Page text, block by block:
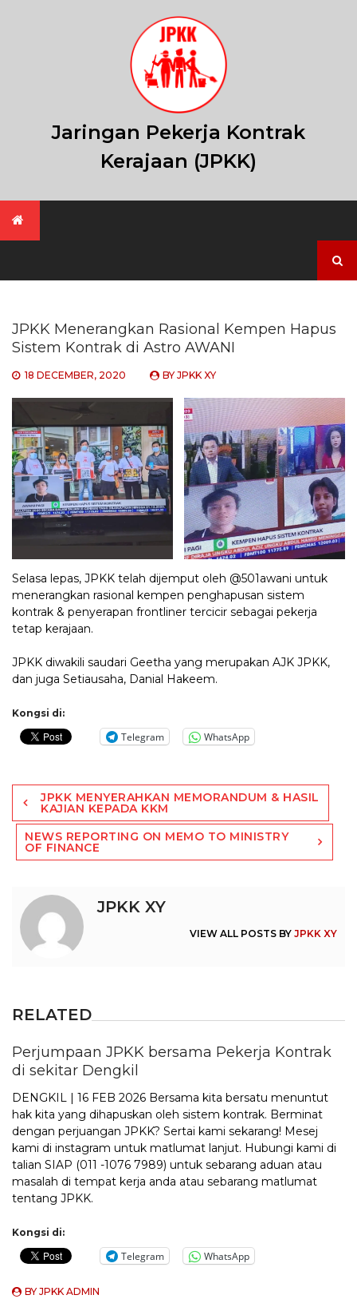
Jaringan Pekerja Kontrak
Kerajaan (JPKK)
for:
JPKK Menerangkan Rasional Kempen Hapus
Sistem Kontrak di Astro AWANI
18 DECEMBER, 2020 BYJPKK XY
Selasa lepas, JPKK telah dijemput oleh @501awani untuk
menerangkan rasional kempen penghapusan sistem
kontrak & penyerapan frontliner tercicir sebagai pekerja
tetap kerajaan.
JPKK diwakili saudari Geetha yang merupakan AJK JPKK,
dan juga Setiausaha, Danial Hakeem.
Kongsi di:
Telegram WhatsApp
Post
navigation
JPKK MENYERAHKAN MEMORANDUM & HASIL
KAJIAN KEPADA KKM
NEWS REPORTING ON MEMO TO MINISTRY
OF FINANCE
JPKK XY
VIEW ALL POSTS BY JPKK XY
RELATED
Perjumpaan JPKK bersama Pekerja Kontrak
di sekitar Dengkil
DENGKIL | 16 FEB 2026 Bersama kita bersatu menuntut
hak kita yang dihapuskan oleh sistem kontrak. Berminat
dengan perjuangan JPKK? Sertai kami sekarang! Mesej
kami di instagram untuk matlumat lanjut. Hubungi kami di
talian SIAP (011 -1076 7989) untuk sebarang aduan atau
masalah di tempat kerja anda atau sebarang matlumat
tentang JPKK.
Kongsi di:
Telegram WhatsApp
BYJPKK ADMIN